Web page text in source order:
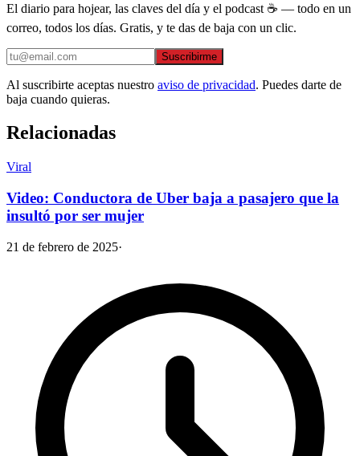
El diario para hojear, las claves del día y el podcast ☕ — todo en un
correo, todos los días. Gratis, y te das de baja con un clic.
Suscribirme
Al suscribirte aceptas nuestro aviso de privacidad. Puedes darte de
baja cuando quieras.
Relacionadas
Viral
Video: Conductora de Uber baja a pasajero que la
insultó por ser mujer
21 de febrero de 2025·